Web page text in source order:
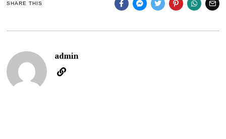
SHARE THIS
admin